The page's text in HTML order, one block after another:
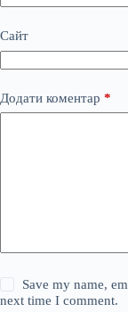
Сайт
Додати коментар *
Save my name,
next time I comment.